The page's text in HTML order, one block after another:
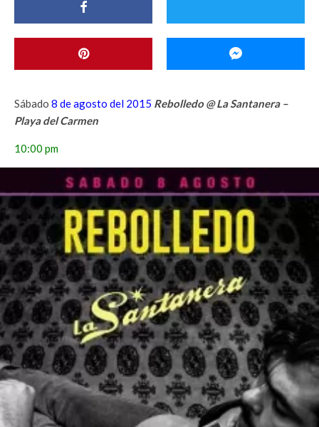
Sábado 8 de agosto del 2015 Rebolledo @ La Santanera –
Playa del Carmen
10:00 pm